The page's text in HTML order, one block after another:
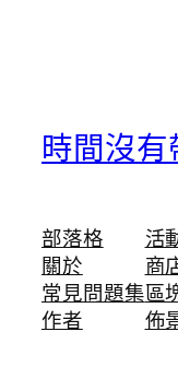
時間沒
部落格
關於
常見問題集
作者
活
商
區
佈